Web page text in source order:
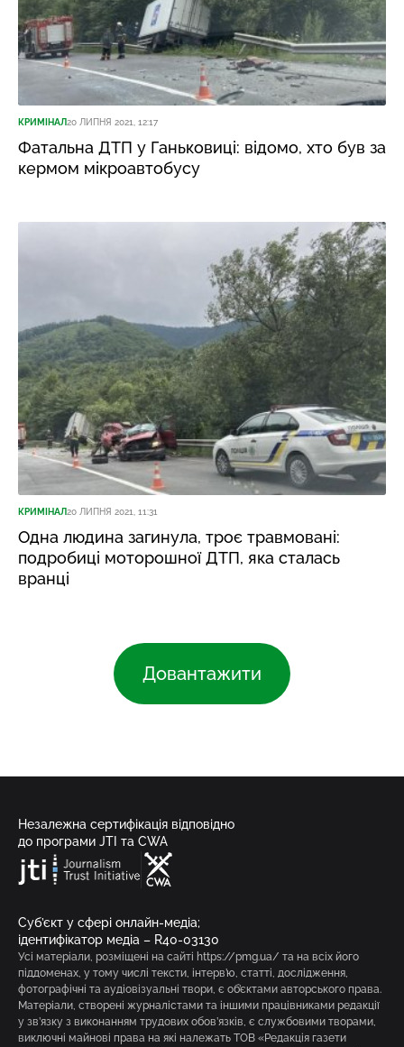
КРИМІНАЛ20 ЛИПНЯ 2021, 12:17
Фатальна ДТП у Ганьковиці: відомо, хто був за
кермом мікроавтобусу
КРИМІНАЛ20 ЛИПНЯ 2021, 11:31
Одна людина загинула, троє травмовані:
подробиці моторошної ДТП, яка сталась
вранці
Довантажити
Незалежна сертифікація відповідно
до програми JTI та CWA
Суб’єкт у сфері онлайн-медіа;
ідентифікатор медіа – R40-03130
Усі матеріали, розміщені на сайті https://pmg.ua/ та на всіх його
піддоменах, у тому числі тексти, інтерв’ю, статті, дослідження,
фотографічні та аудіовізуальні твори, є об’єктами авторського права.
Матеріали, створені журналістами та іншими працівниками редакції
у зв’язку з виконанням трудових обов’язків, є службовими творами,
виключні майнові права на які належать ТОВ «Редакція газети